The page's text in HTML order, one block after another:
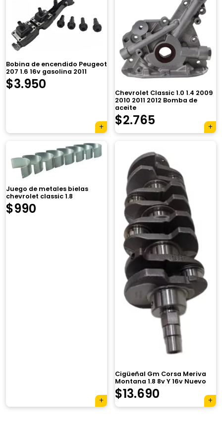
Bobina de encendido Peugeot
207 1.6 16v gasolina 2011
$3.950
Chevrolet Classic 1.0 1.4 2009
2010 2011 2012 Bomba de
aceite
El
precio
original
era:
$3.920.
$2.765
precio
actual
es:
$2.765.
Juego de metales bielas
chevrolet classic 1.8
$990
Cigüeñal Gm Corsa Meriva
Montana 1.8 8v Y 16v Nuevo
El
precio
$13.690
precio
Tu carrito está vacío.